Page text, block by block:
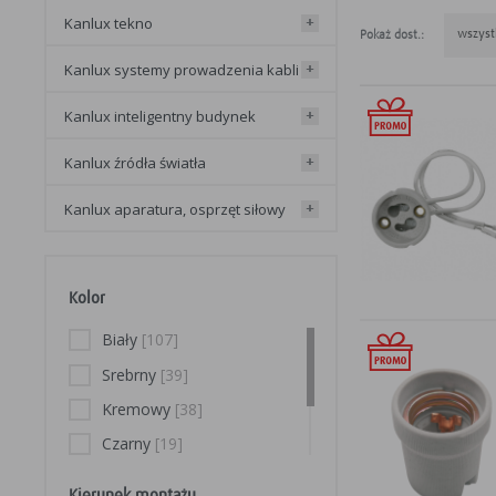
kanlux tekno +
kanlux systemy prowadzenia kabli +
kanlux inteligentny budynek +
kanlux źródła światła +
kanlux aparatura, osprzęt siłowy +
Kolor
Biały [107]
Srebrny [39]
Kremowy [38]
Czarny [19]
zintegrowana z
opraw starego
popularna
nowej oprawy
zapomnieniem.
Oprawy
W przypadku
oprawy
mechaniczna,
rodzajem
który jest
Kanlux
Pokaż dost.: